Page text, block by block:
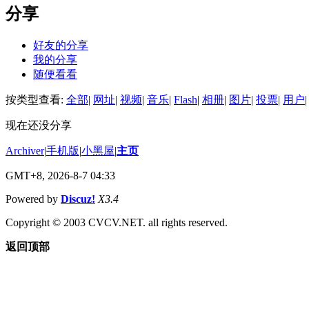
分享
好友的分享
我的分享
随便看看
按类型查看: 全部| 网址| 视频| 音乐| Flash| 相册| 图片| 投票| 用户|
现在还没分享
Archiver|手机版|小黑屋|主页
GMT+8, 2026-8-7 04:33
Powered by Discuz! X3.4
Copyright © 2003 CVCV.NET. all rights reserved.
返回顶部